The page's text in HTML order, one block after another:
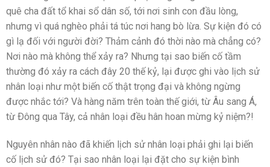
quê cha đất tổ khai sổ dân số, tới nơi sinh con đầu lòng,
nhưng vì quá nghèo phải tá túc nơi hang bò lừa. Sự kiện đó có
gì lạ đối với người đời? Thảm cảnh đó thời nào mà chẳng có?
Nơi nào mà không thể xảy ra? Nhưng tại sao biến cố tầm
thường đó xảy ra cách đây 20 thế kỷ, lại được ghi vào lịch sử
nhân loại như một biến cố thật trọng đại và không ngừng
được nhắc tới? Và hàng năm trên toàn thế giới, từ Âu sang Á,
từ Ðông qua Tây, cả nhân loại đều hân hoan mừng kỷ niệm?!
Nguyên nhân nào đã khiến lịch sử nhân loại phải ghi lại biến
cố lịch sử đó? Tại sao nhân loại lại đặt cho sự kiện bình